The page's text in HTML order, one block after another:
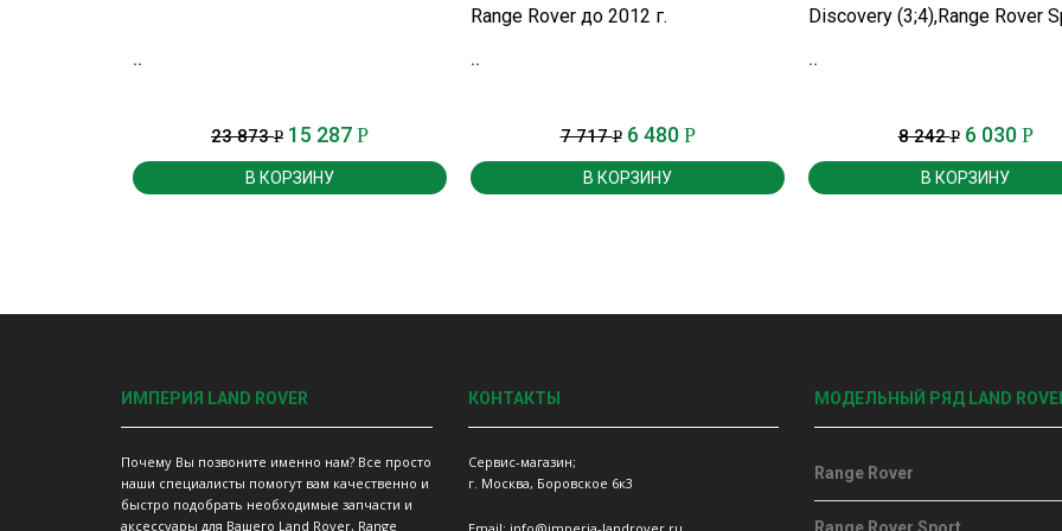
..
23 873Р 15 287 Р
В КОРЗИНУ
Range Rover до 2012 г.
..
7 717Р 6 480 Р
В КОРЗИНУ
Discovery (3;4),Range Rover
..
8 242Р 6 030 Р
В КОРЗИНУ
ИМПЕРИЯ LAND ROVER
Почему Вы позвоните именно нам? Все просто
наши специалисты помогут вам качественно и
быстро подобрать необходимые запчасти и
аксессуары для Вашего Land Rover, Range
КОНТАКТЫ
Сервис-магазин;
г. Москва, Боровское 6к3
МОДЕЛЬНЫЙ РЯД LAND
Range Rover